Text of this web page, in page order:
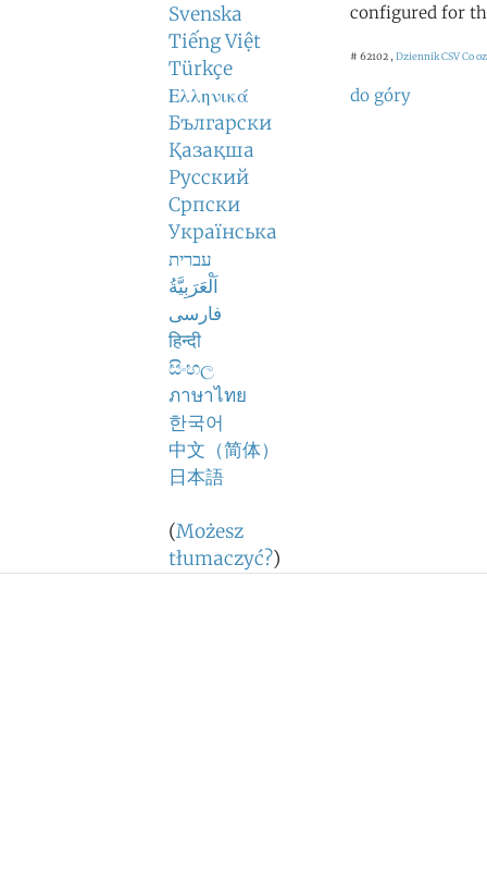
Svenska
Tiếng Việt
Türkçe
Ελληνικά
Български
Қазақша
Русский
Српски
Українська
עברית
اَلْعَرَبِيَّةُ
فارسی
हिन्दी
සිංහල
ภาษาไทย
한국어
中文（简体）
日本語
(Możesz
tłumaczyć?)
configured for
# 62102 , Dziennik CSVCo
do góry